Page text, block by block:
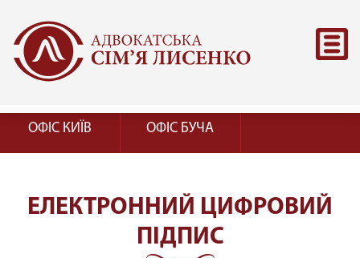
ОФІС КИЇВ ОФІС БУЧА
ЕЛЕКТРОННИЙ ЦИФРОВИЙ
ПІДПИС